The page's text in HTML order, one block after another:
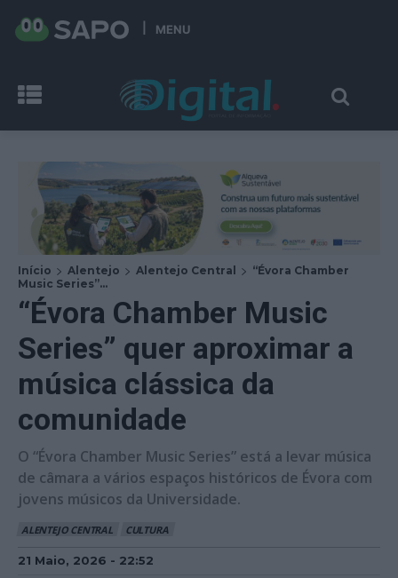
MENU
Início Alentejo Alentejo Central
“Évora Chamber
Music Series”...
“Évora Chamber Music
Series” quer aproximar a
música clássica da
comunidade
O “Évora Chamber Music Series” está a levar música
de câmara a vários espaços históricos de Évora com
jovens músicos da Universidade.
ALENTEJO CENTRAL CULTURA
21 Maio, 2026 - 22:52